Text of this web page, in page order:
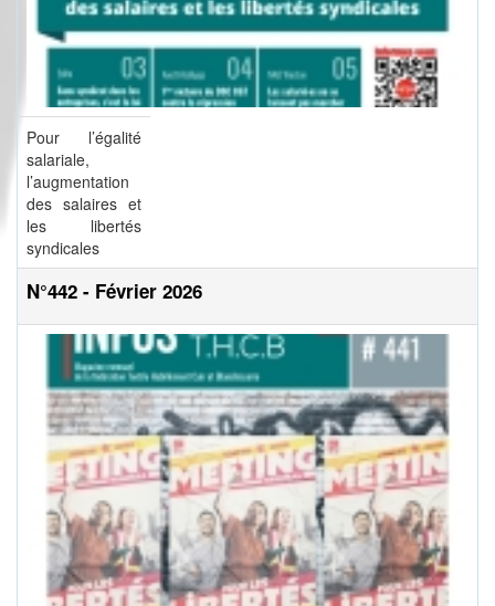
Pour l’égalité
salariale,
l’augmentation
des salaires et
les libertés
syndicales
N°442 - Février 2026